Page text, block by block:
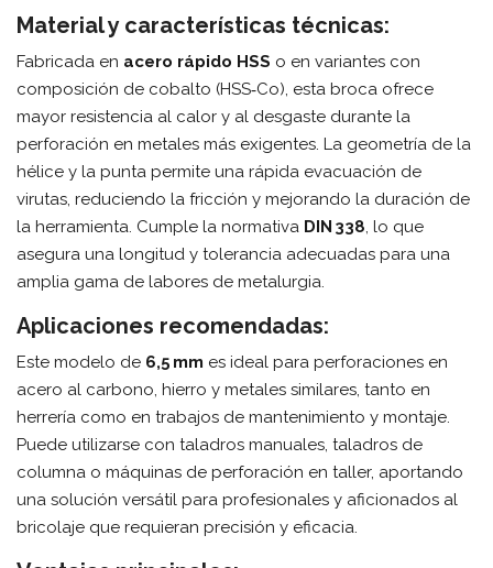
Material y características técnicas:
Fabricada en acero rápido HSS o en variantes con
composición de cobalto (HSS‑Co), esta broca ofrece
mayor resistencia al calor y al desgaste durante la
perforación en metales más exigentes. La geometría de la
hélice y la punta permite una rápida evacuación de
virutas, reduciendo la fricción y mejorando la duración de
la herramienta. Cumple la normativa DIN 338, lo que
asegura una longitud y tolerancia adecuadas para una
amplia gama de labores de metalurgia.
Aplicaciones recomendadas:
Este modelo de 6,5 mm es ideal para perforaciones en
acero al carbono, hierro y metales similares, tanto en
herrería como en trabajos de mantenimiento y montaje.
Puede utilizarse con taladros manuales, taladros de
columna o máquinas de perforación en taller, aportando
una solución versátil para profesionales y aficionados al
bricolaje que requieran precisión y eficacia.